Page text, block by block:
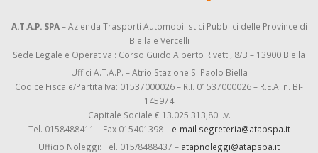
A.T.A.P. SPA– Azienda Trasporti Automobilistici Pubblici delle Province di
Biella e Vercelli
Sede Legale e Operativa : Corso Guido Alberto Rivetti, 8/B – 13900 Biella
Uffici A.T.A.P. – Atrio Stazione S. Paolo Biella
Codice Fiscale/Partita Iva: 01537000026 – R.I. 01537000026 – R.E.A. n. BI-
145974
Capitale Sociale € 13.025.313,80 i.v.
Tel. 0158488411 – Fax 015401398 – e-mail segreteria@atapspa.it
Ufficio Noleggi: Tel. 015/8488437 – atapnoleggi@atapspa.it